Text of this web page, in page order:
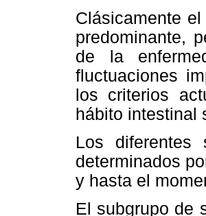
Clásicamente
predominante,
de la
fluctuaciones
los criterios
hábito intestinal
Los
determinados
y hasta el
El subgrupo de